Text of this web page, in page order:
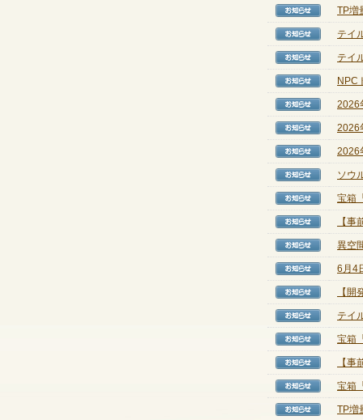
【お
TP増
【お
テイ
【お
テイ
【お
NPC
【お
2026
【お
2026
【お
2026
【お
ソウ
【お
宝箱
【お
【
【お
異空
【お
6月4
【お
【
【お
テイ
【お
宝箱
【お
【
【お
宝箱
【お
TP増